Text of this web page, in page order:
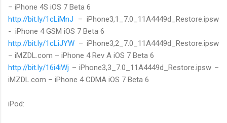
– iPhone 4S iOS 7 Beta 6
http://bit.ly/1cLiMnJ – iPhone3,1_7.0_11A4449d_Restore.ipsw
- iPhone 4 GSM iOS 7 Beta 6
http://bit.ly/1cLiJYW – iPhone3,2_7.0_11A4449d_Restore.ipsw
– iMZDL.com – iPhone 4 Rev A iOS 7 Beta 6
http://bit.ly/16i4iWj – iPhone3,3_7.0_11A4449d_Restore.ipsw –
iMZDL.com – iPhone 4 CDMA iOS 7 Beta 6
iPod: